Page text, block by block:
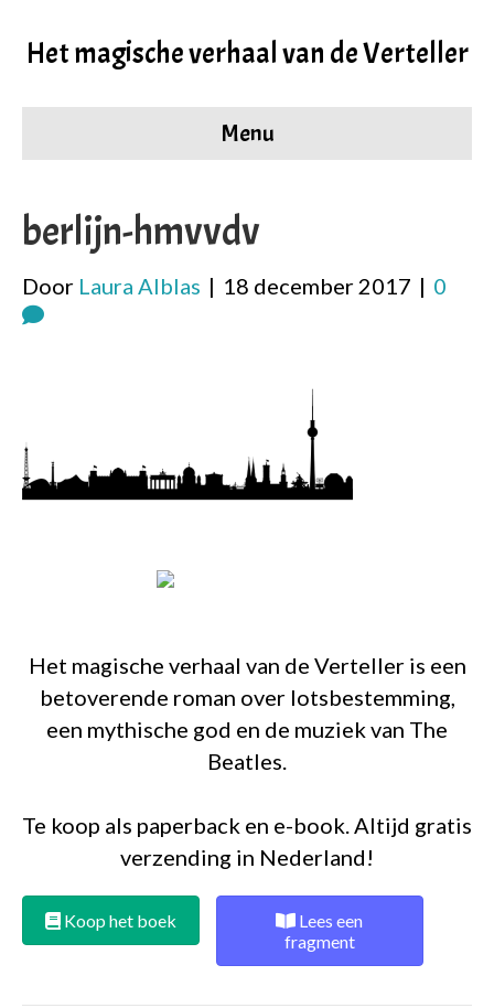
Het magische verhaal van de Verteller
Menu
berlijn-hmvvdv
Door Laura Alblas | 18 december 2017 | 0
Het magische verhaal van de Verteller is een
betoverende roman over lotsbestemming,
een mythische god en de muziek van The
Beatles.
Te koop als paperback en e-book. Altijd gratis
verzending in Nederland!
Koop het boek
Lees een
fragment